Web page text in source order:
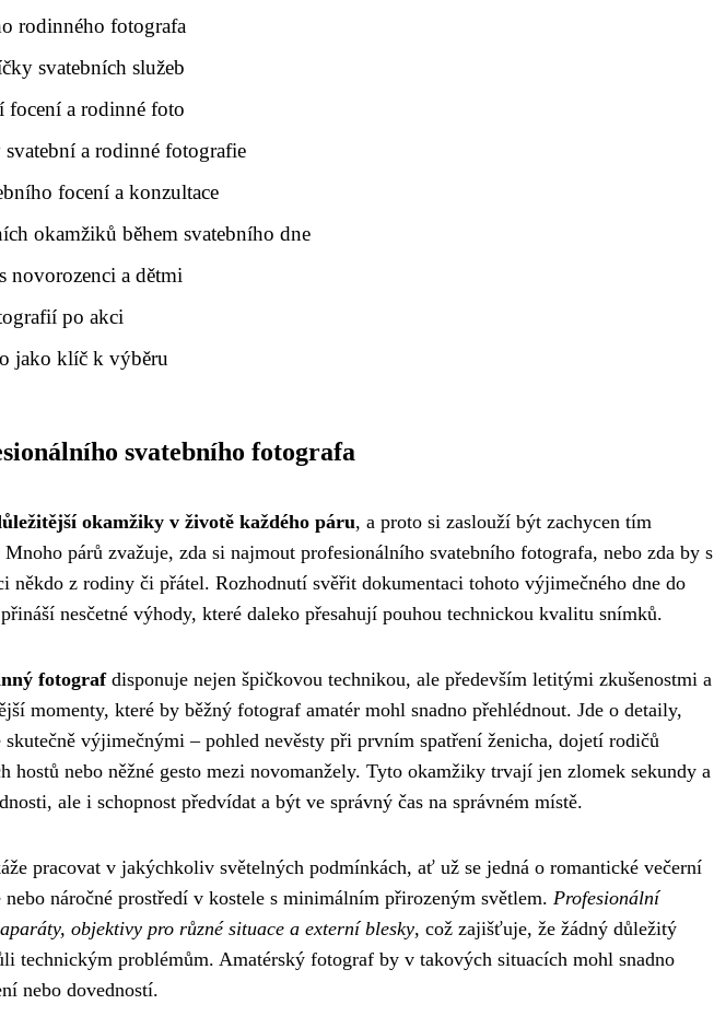
rodinného fotografa
svatebních služeb
focení a rodinné foto
a rodinné fotografie
focení a konzultace
okamžiků během svatebního dne
novorozenci a dětmi
po akci
jako klíč k výběru
svatebního fotografa
okamžiky v životě každého páru, a proto si zaslouží být zachycen tím
párů zvažuje, zda si najmout profesionálního svatebního fotografa, nebo zda by s
někdo z rodiny či přátel. Rozhodnutí svěřit dokumentaci tohoto výjimečného dne do
nesčetné výhody, které daleko přesahují pouhou technickou kvalitu snímků.
fotografdisponuje nejen špičkovou technikou, ale především letitými zkušenostmi a
momenty, které by běžný fotograf amatér mohl snadno přehlédnout. Jde o detaily,
výjimečnými – pohled nevěsty při prvním spatření ženicha, dojetí rodičů
hostů nebo něžné gesto mezi novomanžely. Tyto okamžiky trvají jen zlomek sekundy a
ale i schopnost předvídat a být ve správný čas na správném místě.
pracovat v jakýchkoliv světelných podmínkách, ať už se jedná o romantické večerní
náročné prostředí v kostele s minimálním přirozeným světlem. Profesionální
objektivy pro různé situace a externí blesky, což zajišťuje, že žádný důležitý
technickým problémům. Amatérský fotograf by v takových situacích mohl snadno
nebo dovedností.